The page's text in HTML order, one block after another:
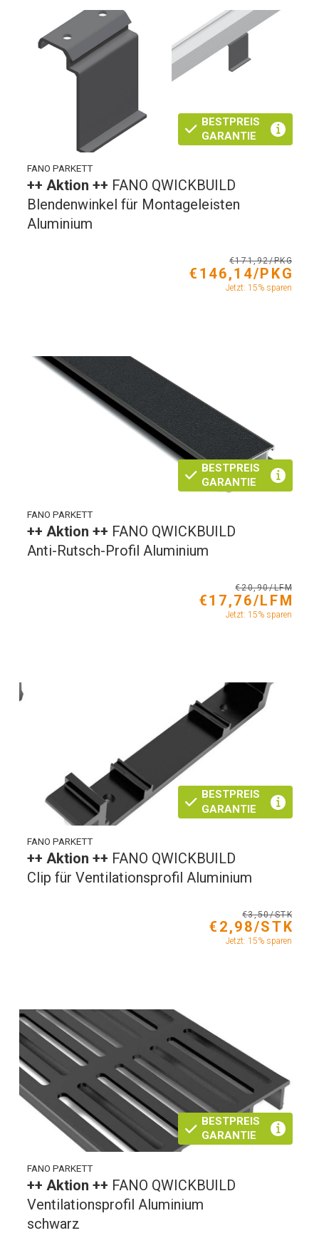
BESTPREIS
GARANTIE
FANO PARKETT
++ Aktion ++ FANO QWICKBUILD
Blendenwinkel für Montageleisten
Aluminium
€171,92/PKG
€146,14/PKG
Jetzt: 15% sparen
BESTPREIS
GARANTIE
FANO PARKETT
++ Aktion ++ FANO QWICKBUILD
Anti-Rutsch-Profil Aluminium
€20,90/LFM
€17,76/LFM
Jetzt: 15% sparen
BESTPREIS
GARANTIE
FANO PARKETT
++ Aktion ++ FANO QWICKBUILD
Clip für Ventilationsprofil Aluminium
€3,50/STK
€2,98/STK
Jetzt: 15% sparen
BESTPREIS
GARANTIE
FANO PARKETT
++ Aktion ++ FANO QWICKBUILD
Ventilationsprofil Aluminium
schwarz